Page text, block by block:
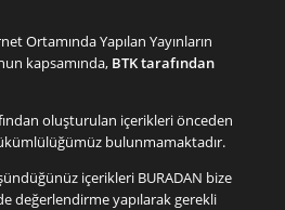
Ortamında Yapılan Yayınların
kapsamında, BTK tarafından
oluşturulan içerikleri önceden
bulunmamaktadır.
içerikleri BURADAN bize
değerlendirme yapılarak gerekli